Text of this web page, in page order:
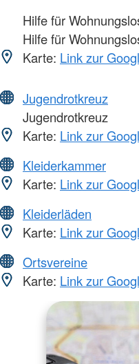
Hilfe für
Hilfe für
Karte: Link zur
Jugendrotkreuz
Jugendrotkreuz
Karte: Link zur
Kleiderkammer
Karte: Link zur
Kleiderläden
Karte: Link zur
Ortsvereine
Karte: Link zur